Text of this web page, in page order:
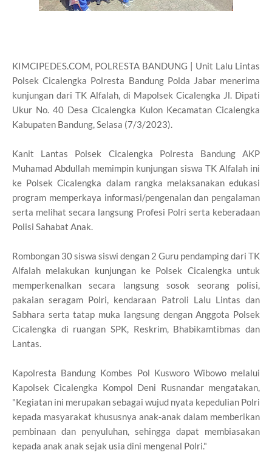
KIMCIPEDES.COM, POLRESTA BANDUNG | Unit Lalu Lintas
Polsek Cicalengka Polresta Bandung Polda Jabar menerima
kunjungan dari TK Alfalah, di Mapolsek Cicalengka Jl. Dipati
Ukur No. 40 Desa Cicalengka Kulon Kecamatan Cicalengka
Kabupaten Bandung, Selasa (7/3/2023).
Kanit Lantas Polsek Cicalengka Polresta Bandung AKP
Muhamad Abdullah memimpin kunjungan siswa TK Alfalah ini
ke Polsek Cicalengka dalam rangka melaksanakan edukasi
program memperkaya informasi/pengenalan dan pengalaman
serta melihat secara langsung Profesi Polri serta keberadaan
Polisi Sahabat Anak.
Rombongan 30 siswa siswi dengan 2 Guru pendamping dari TK
Alfalah melakukan kunjungan ke Polsek Cicalengka untuk
memperkenalkan secara langsung sosok seorang polisi,
pakaian seragam Polri, kendaraan Patroli Lalu Lintas dan
Sabhara serta tatap muka langsung dengan Anggota Polsek
Cicalengka di ruangan SPK, Reskrim, Bhabikamtibmas dan
Lantas.
Kapolresta Bandung Kombes Pol Kusworo Wibowo melalui
Kapolsek Cicalengka Kompol Deni Rusnandar mengatakan,
"Kegiatan ini merupakan sebagai wujud nyata kepedulian Polri
kepada masyarakat khususnya anak-anak dalam memberikan
pembinaan dan penyuluhan, sehingga dapat membiasakan
kepada anak anak sejak usia dini mengenal Polri."